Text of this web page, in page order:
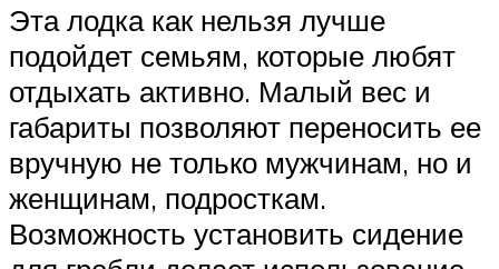
Эта лодка как нельзя лучше
подойдет семьям, которые любят
отдыхать активно. Малый вес и
габариты позволяют переносить ее
вручную не только мужчинам, но и
женщинам, подросткам.
Возможность установить сидение